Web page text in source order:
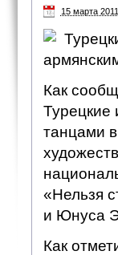
15 марта
Как
Турецкие
танцами
«Нельзя
и Юнуса
Как